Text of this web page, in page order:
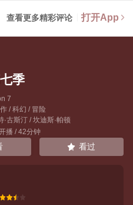
查看更多精彩评论 打开App
季
7
/ 科幻 / 冒险
·古斯汀/坎迪斯·帕顿
播 / 42分钟
看过